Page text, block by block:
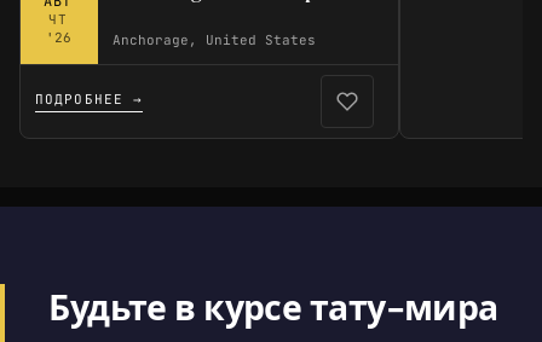
ЧТ
'26
Anchorage, United States
ПОДРОБНЕЕ →
Будьте в курсе тату-мира